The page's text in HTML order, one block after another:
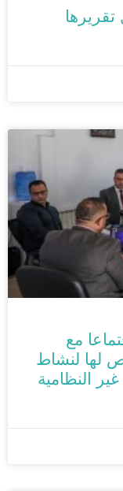
مع
لها لنشاط
النظامية